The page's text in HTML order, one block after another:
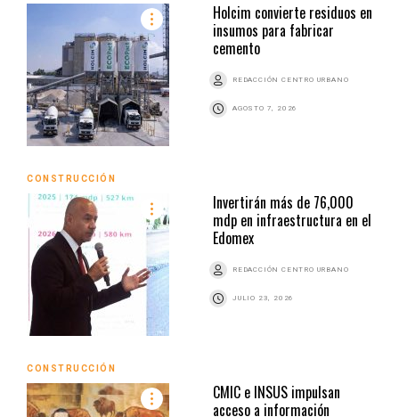
Holcim convierte residuos en
insumos para fabricar
cemento
REDACCIÓN CENTRO URBANO
AGOSTO 7, 2026
CONSTRUCCIÓN
Invertirán más de 76,000
mdp en infraestructura en el
Edomex
REDACCIÓN CENTRO URBANO
JULIO 23, 2026
CONSTRUCCIÓN
CMIC e INSUS impulsan
acceso a información